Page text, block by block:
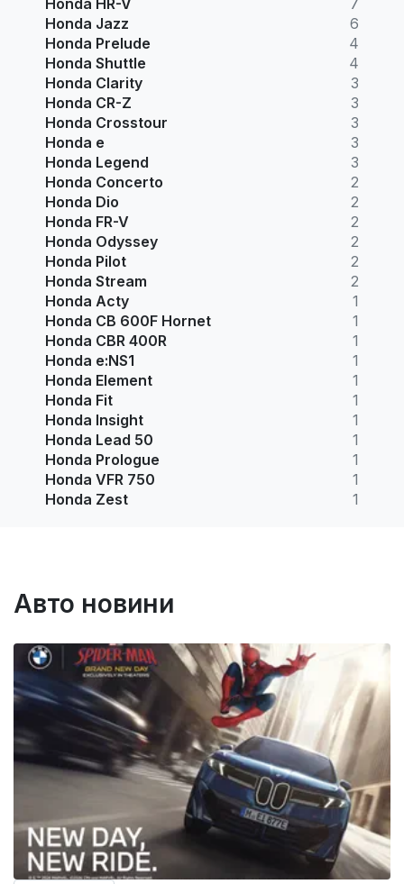
Honda Jazz
6
Honda Prelude
4
Honda Shuttle
4
Honda Clarity
3
Honda CR-Z
3
Honda Crosstour
3
Honda e
3
Honda Legend
3
Honda Concerto
2
Honda Dio
2
Honda FR-V
2
Honda Odyssey
2
Honda Pilot
2
Honda Stream
2
Honda Acty
1
Honda CB 600F Hornet
1
Honda CBR 400R
1
Honda e:NS1
1
Honda Element
1
Honda Fit
1
Honda Insight
1
Honda Lead 50
1
Honda Prologue
1
Honda VFR 750
1
Honda Zest
1
Авто новини